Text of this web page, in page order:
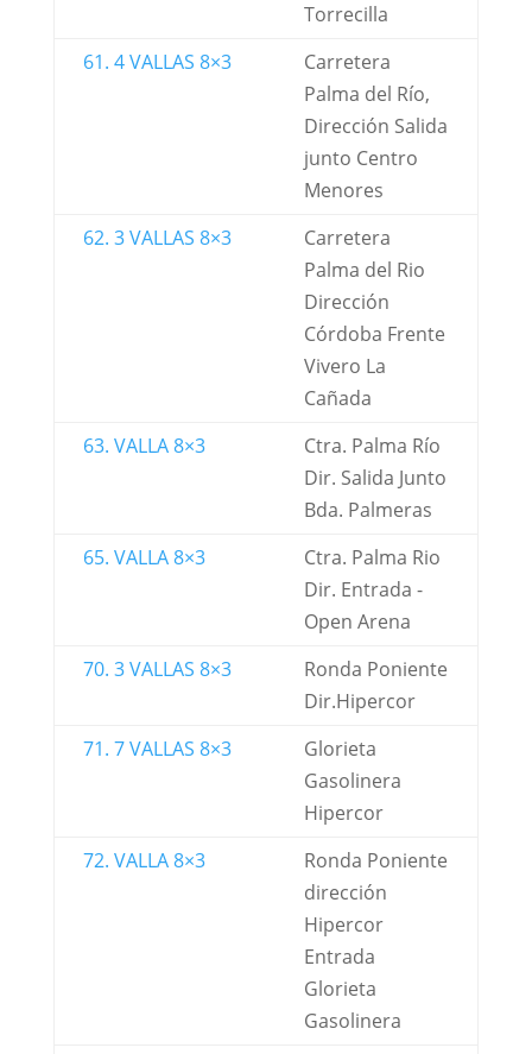
Torrecilla
61. 4 VALLAS 8×3
Carretera
Palma del Río,
Dirección Salida
junto Centro
Menores
62. 3 VALLAS 8×3
Carretera
Palma del Rio
Dirección
Córdoba Frente
Vivero La
Cañada
63. VALLA 8×3
Ctra. Palma Río
Dir. Salida Junto
Bda. Palmeras
65. VALLA 8×3
Ctra. Palma Rio
Dir. Entrada -
Open Arena
70. 3 VALLAS 8×3
Ronda Poniente
Dir.Hipercor
71. 7 VALLAS 8×3
Glorieta
Gasolinera
Hipercor
72. VALLA 8×3
Ronda Poniente
dirección
Hipercor
Entrada
Glorieta
Gasolinera